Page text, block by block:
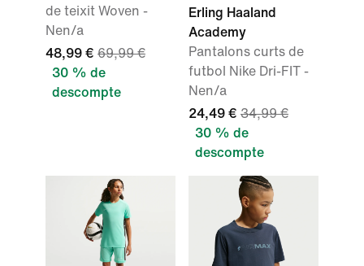
de teixit Woven -
Nen/a
48,99 € 69,99 €
30 % de
descompte
Erling Haaland
Academy
Pantalons curts de
futbol Nike Dri-FIT -
Nen/a
24,49 € 34,99 €
30 % de
descompte